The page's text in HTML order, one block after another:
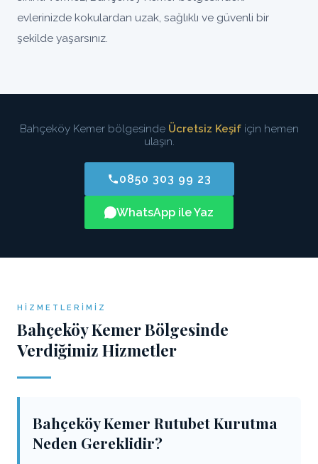
evlerinizde kokulardan uzak, sağlıklı ve güvenli bir
şekilde yaşarsınız.
Bahçeköy Kemer bölgesinde Ücretsiz Keşifiçin hemen
ulaşın.
0850 303 99 23
WhatsApp ile Yaz
HIZMETLERIMIZ
Bahçeköy Kemer Bölgesinde
Verdiğimiz Hizmetler
Bahçeköy Kemer Rutubet Kurutma
Neden Gereklidir?